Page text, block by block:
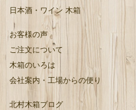
日本酒・ワイン 木箱
お客様の声
ご注文について
木箱のいろは
会社案内・工場からの便り
北村木箱ブログ